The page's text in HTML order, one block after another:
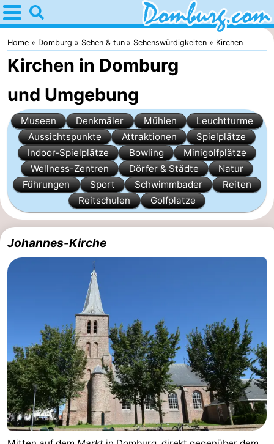
Home
Domburg
Tipps
Für
kindern
Webcam
Webcam
Webcam
Strand
Übernachten
-
Wijngaerde
Ferienhäuser
-
Buitenhof
Domburg
-
Hof
-
Home Domburg Sehen & tun Sehenswürdigkeiten Kirchen
Kirchen in Domburg
und Umgebung
Museen Denkmäler Mühlen
Leuchtturme
Aussichtspunkte
Attraktionen
Spielplätze
Indoor-Spielplätze
Bowling
Minigolfplätze
Wellness-Zentren
Dörfer & Städte
Natur
Führungen
Sport Schwimmbader
Reiten
Reitschulen
Golfplatze
Johannes-Kirche